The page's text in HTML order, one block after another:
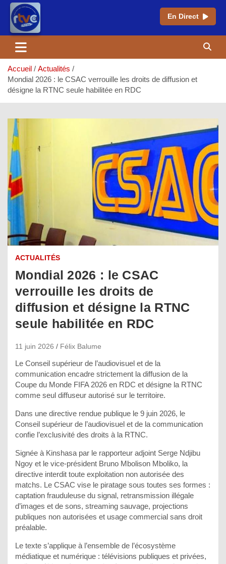
En Direct
contenu
Accueil
Actualités
Mondial 2026 : le CSAC verrouille les droits de diffusion et
désigne la RTNC seule habilitée en RDC
ACTUALITÉS
Mondial 2026 : le CSAC
verrouille les droits de
diffusion et désigne la RTNC
seule habilitée en RDC
11 juin 2026 Félix Balume
Le Conseil supérieur de l’audiovisuel et de la
communication encadre strictement la diffusion de la
Coupe du Monde FIFA 2026 en RDC et désigne la RTNC
comme seul diffuseur autorisé sur le territoire.
Dans une directive rendue publique le 9 juin 2026, le
Conseil supérieur de l’audiovisuel et de la communication
confie l’exclusivité des droits à la RTNC.
Signée à Kinshasa par le rapporteur adjoint Serge Ndjibu
Ngoy et le vice-président Bruno Mbolison Mboliko, la
directive interdit toute exploitation non autorisée des
matchs. Le CSAC vise le piratage sous toutes ses formes :
captation frauduleuse du signal, retransmission illégale
d’images et de sons, streaming sauvage, projections
publiques non autorisées et usage commercial sans droit
préalable.
Le texte s’applique à l’ensemble de l’écosystème
médiatique et numérique : télévisions publiques et privées,